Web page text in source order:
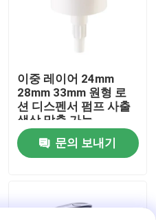
이중 레이어 24mm
28mm 33mm 원형 로
션 디스펜서 펌프 사출
색상 맞춤 가능
문의 보내기